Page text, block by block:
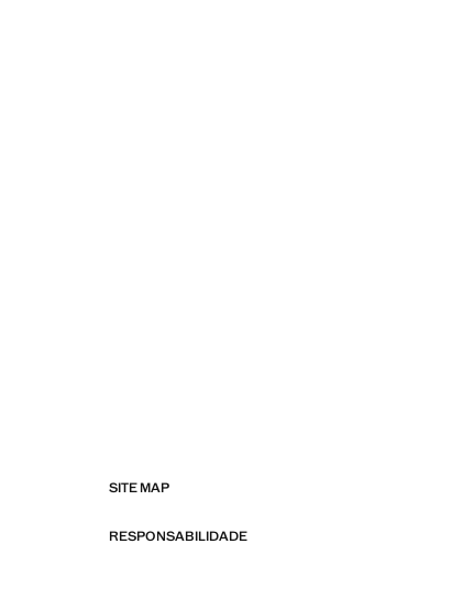
SITE MAP
RESPONSABILIDADE